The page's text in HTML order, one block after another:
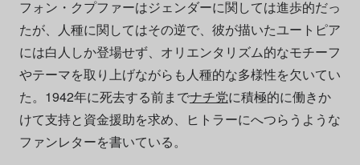
フォン・クプファーはジェンダーに関しては進歩的だっ
たが、人種に関してはその逆で、彼が描いたユートピア
には白人しか登場せず、オリエンタリズム的なモチーフ
やテーマを取り上げながらも人種的な多様性を欠いてい
た。1942年に死去する前までナチ党に積極的に働きか
けて支持と資金援助を求め、ヒトラーにへつらうような
ファンレターを書いている。